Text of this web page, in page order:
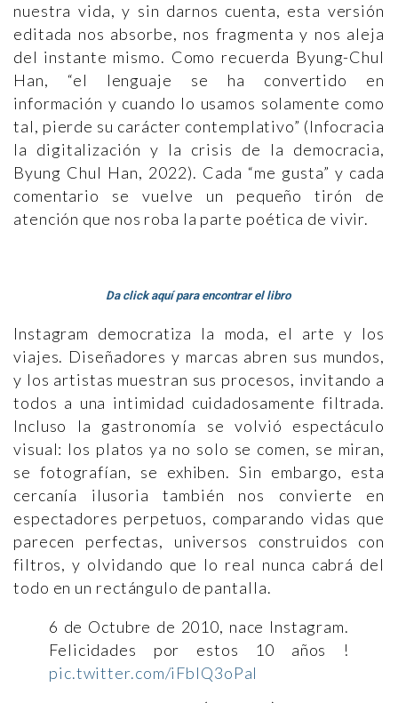
nuestra vida, y sin darnos cuenta, esta versión
editada nos absorbe, nos fragmenta y nos aleja
del instante mismo. Como recuerda Byung-Chul
Han, “el lenguaje se ha convertido en
información y cuando lo usamos solamente como
tal, pierde su carácter contemplativo” (Infocracia
la digitalización y la crisis de la democracia,
Byung Chul Han, 2022). Cada “me gusta” y cada
comentario se vuelve un pequeño tirón de
atención que nos roba la parte poética de vivir.
Da click aquí para encontrar el libro
Instagram democratiza la moda, el arte y los
viajes. Diseñadores y marcas abren sus mundos,
y los artistas muestran sus procesos, invitando a
todos a una intimidad cuidadosamente filtrada.
Incluso la gastronomía se volvió espectáculo
visual: los platos ya no solo se comen, se miran,
se fotografían, se exhiben. Sin embargo, esta
cercanía ilusoria también nos convierte en
espectadores perpetuos, comparando vidas que
parecen perfectas, universos construidos con
filtros, y olvidando que lo real nunca cabrá del
todo en un rectángulo de pantalla.
6 de Octubre de 2010, nace Instagram.
Felicidades por estos 10 años !
pic.twitter.com/iFbIQ3oPaI